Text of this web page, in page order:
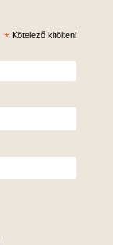
* Kötelező kitölteni